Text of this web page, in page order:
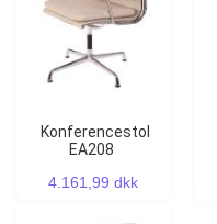
Konferencestol
EA208
4.161,99 dkk